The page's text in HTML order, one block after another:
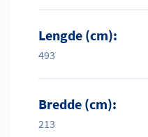
Lengde (cm):
493
Bredde (cm):
213